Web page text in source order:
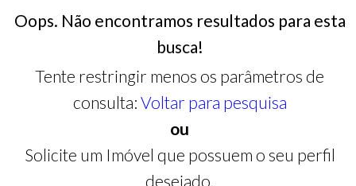
Oops. Não encontramos resultados para esta
busca!
Tente restringir menos os parâmetros de
consulta: Voltar para pesquisa
ou
Solicite um Imóvel que possuem o seu perfil
desejado.